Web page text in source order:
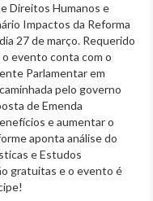
Direitos Humanos e
Impactos da Reforma
27 de março. Requerido
evento conta com o
Parlamentar em
pelo governo
de Emenda
e aumentar o
aponta análise do
e Estudos
gratuitas e o evento é